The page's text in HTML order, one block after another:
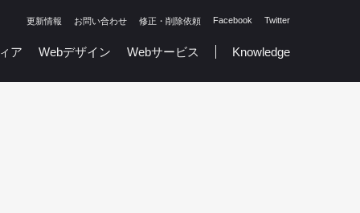
Twitter
Facebook
修正・削除依頼
お問い合わせ
更新情報
Knowledge
Webサービス
Webデザイン
ア